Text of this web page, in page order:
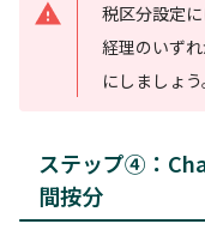
税区分設定
経理のいず
にしましょう
ステップ④：
間按分